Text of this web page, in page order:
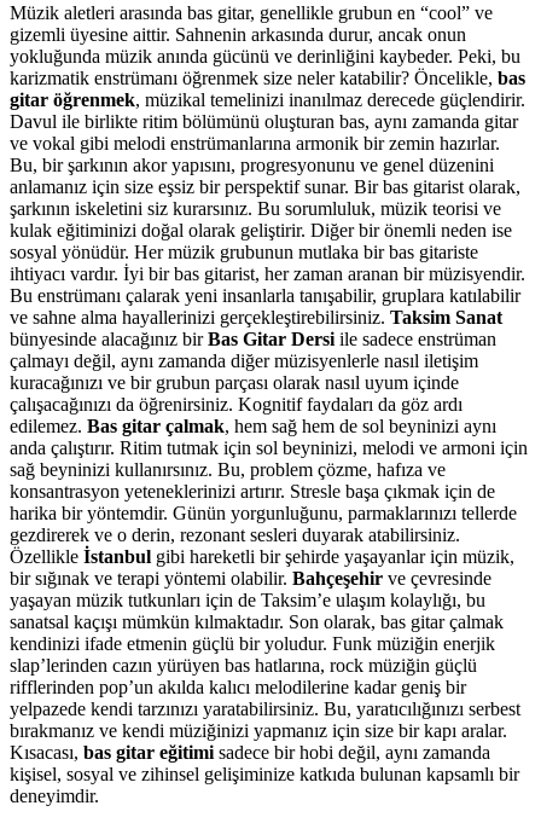
Müzik aletleri arasında bas gitar, genellikle grubun en “cool” ve
gizemli üyesine aittir. Sahnenin arkasında durur, ancak onun
yokluğunda müzik anında gücünü ve derinliğini kaybeder. Peki, bu
karizmatik enstrümanı öğrenmek size neler katabilir? Öncelikle, bas
gitar öğrenmek, müzikal temelinizi inanılmaz derecede güçlendirir.
Davul ile birlikte ritim bölümünü oluşturan bas, aynı zamanda gitar
ve vokal gibi melodi enstrümanlarına armonik bir zemin hazırlar.
Bu, bir şarkının akor yapısını, progresyonunu ve genel düzenini
anlamanız için size eşsiz bir perspektif sunar. Bir bas gitarist olarak,
şarkının iskeletini siz kurarsınız. Bu sorumluluk, müzik teorisi ve
kulak eğitiminizi doğal olarak geliştirir. Diğer bir önemli neden ise
sosyal yönüdür. Her müzik grubunun mutlaka bir bas gitariste
ihtiyacı vardır. İyi bir bas gitarist, her zaman aranan bir müzisyendir.
Bu enstrümanı çalarak yeni insanlarla tanışabilir, gruplara katılabilir
ve sahne alma hayallerinizi gerçekleştirebilirsiniz. Taksim Sanat
bünyesinde alacağınız birBas Gitar Dersi ile sadece enstrüman
çalmayı değil, aynı zamanda diğer müzisyenlerle nasıl iletişim
kuracağınızı ve bir grubun parçası olarak nasıl uyum içinde
çalışacağınızı da öğrenirsiniz. Kognitif faydaları da göz ardı
edilemez. Bas gitar çalmak, hem sağ hem de sol beyninizi aynı
anda çalıştırır. Ritim tutmak için sol beyninizi, melodi ve armoni için
sağ beyninizi kullanırsınız. Bu, problem çözme, hafıza ve
konsantrasyon yeteneklerinizi artırır. Stresle başa çıkmak için de
harika bir yöntemdir. Günün yorgunluğunu, parmaklarınızı tellerde
gezdirerek ve o derin, rezonant sesleri duyarak atabilirsiniz.
Özellikle İstanbul gibi hareketli bir şehirde yaşayanlar için müzik,
bir sığınak ve terapi yöntemi olabilir. Bahçeşehir ve çevresinde
yaşayan müzik tutkunları için de Taksim’e ulaşım kolaylığı, bu
sanatsal kaçışı mümkün kılmaktadır. Son olarak, bas gitar çalmak
kendinizi ifade etmenin güçlü bir yoludur. Funk müziğin enerjik
slap’lerinden cazın yürüyen bas hatlarına, rock müziğin güçlü
rifflerinden pop’un akılda kalıcı melodilerine kadar geniş bir
yelpazede kendi tarzınızı yaratabilirsiniz. Bu, yaratıcılığınızı serbest
bırakmanız ve kendi müziğinizi yapmanız için size bir kapı aralar.
Kısacası, bas gitar eğitimi sadece bir hobi değil, aynı zamanda
kişisel, sosyal ve zihinsel gelişiminize katkıda bulunan kapsamlı bir
deneyimdir.